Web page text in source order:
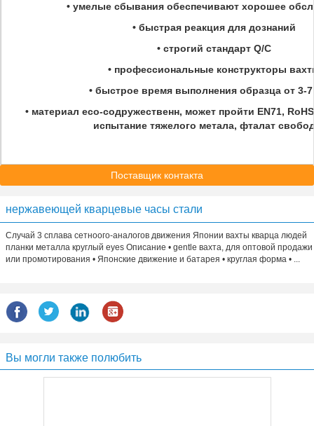
• умелые сбывания обеспечивают хорошее
• быстрая реакция для дознаний
• строгий стандарт Q/C
• профессиональные конструкторы
• быстрое время выполнения образца от 3-
• материал eco-содружественн, может пройти EN71,
испытание тяжелого метала, фталат
Поставщик контакта
нержавеющей кварцевые часы стали
Случай 3 сплава сетноого-аналогов движения Японии вахты кварца людей
планки металла круглый eyes Описание • gentle вахта, для оптовой продажи
или промотирования • Японские движение и батарея • круглая форма • ...
Вы могли также полюбить